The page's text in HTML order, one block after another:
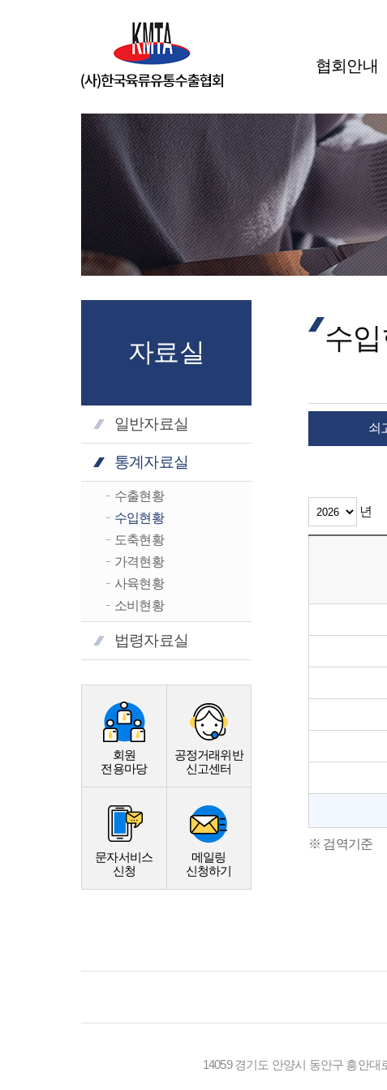
협회안내
자료실
일반자료실
통계자료실
수출현황
수입현황
도축현황
가격현황
사육현황
소비현황
법령자료실
회원
전용마당
공정거래위반
신고센터
문자서비스
신청
메일링
신청하기
수
쇠
년
※ 검역기준
14059 경기도 안양시 동안구 흥안대